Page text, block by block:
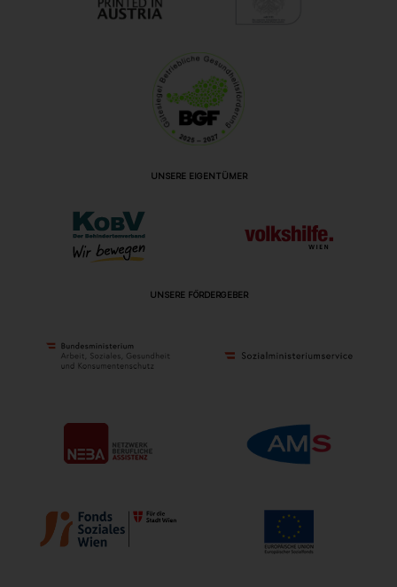
UNSERE EIGENTÜMER
UNSERE FÖRDERGEBER